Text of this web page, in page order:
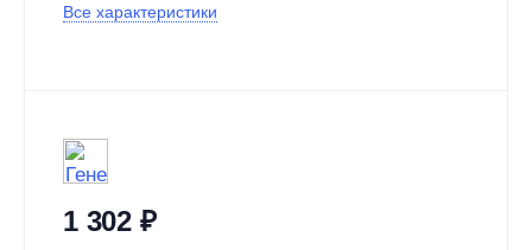
Все характеристики
1 302 ₽